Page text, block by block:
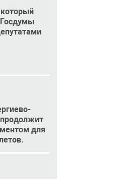
Госдумы
продолжит
для